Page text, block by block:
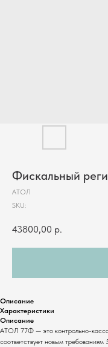
Фискальный
АТОЛ
SKU:
43800,00 р.
Описание
Характеристики
Описание
АТОЛ 77Ф — это контрольно-
соответствует новым